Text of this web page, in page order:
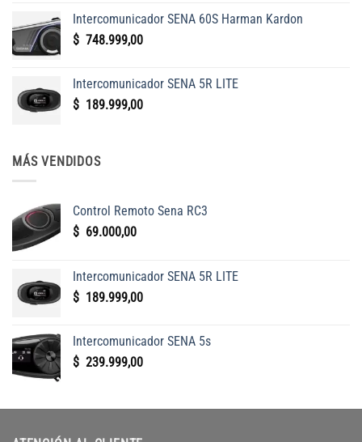
era:
es:
Intercomunicador SENA 60S Harman Kardon
$ 748.999,00
Intercomunicador SENA 5R LITE
$ 189.999,00
MÁS VENDIDOS
Control Remoto Sena RC3
$ 69.000,00
Intercomunicador SENA 5R LITE
$ 189.999,00
Intercomunicador SENA 5s
$ 239.999,00